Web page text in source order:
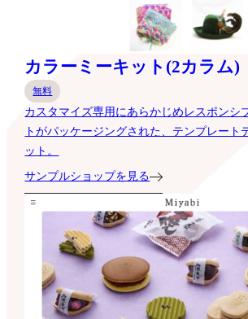
カラーミーキット(2カラム)
無料
カスタマイズ専用にあらかじめレスポンシ
トがパッケージングされた、テンプレート
ット。
サンプルショップを見る